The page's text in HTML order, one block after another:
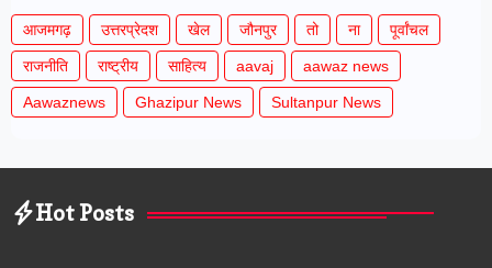
आजमगढ़ उत्तरप्रेदश खेल जौनपुर तो ना पूर्वांचल
राजनीति राष्ट्रीय साहित्य aavaj aawaz news
Aawaznews Ghazipur News Sultanpur News
Hot Posts